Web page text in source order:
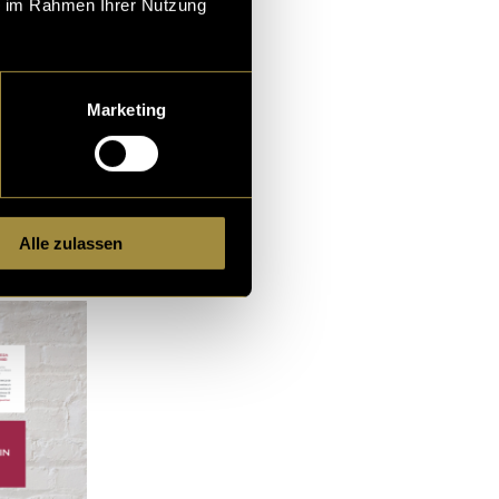
Rahmen Ihrer Nutzung
Marketing
Alle zulassen
sich
und den
ich dann in